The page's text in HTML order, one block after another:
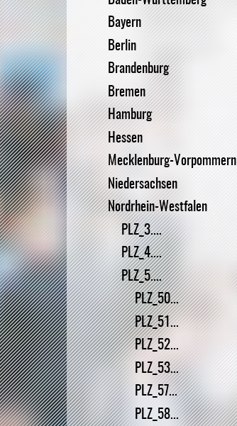
BiblioJobs
BIB-OPUS Volltextserver
Bayern
Berlin
Brandenburg
Bremen
Hamburg
Hessen
Mecklenburg-Vorpommern
Niedersachsen
Nordrhein-Westfalen
PLZ_3....
PLZ_4....
PLZ_5....
PLZ_50...
PLZ_51...
PLZ_52...
PLZ_53...
PLZ_57...
PLZ_58...